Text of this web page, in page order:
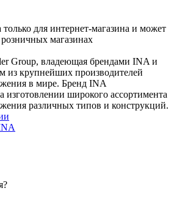
для интернет-магазина и может
магазинах
Group, владеющая брендами INA и
из крупнейших производителей
в мире. Бренд INA
изготовлении широкого ассортимента
различных типов и конструкций.